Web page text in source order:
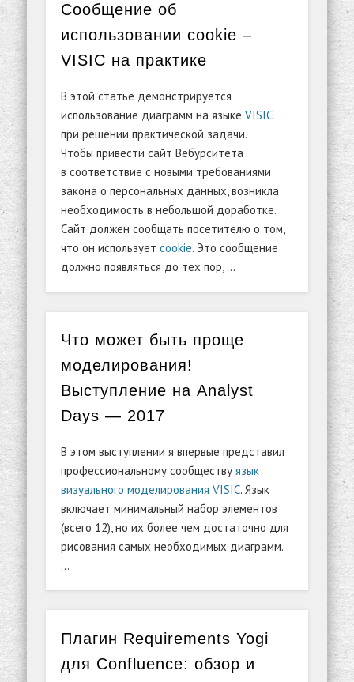
Сообщение об
использовании cookie –
VISIC на практике
В этой статье демонстрируется
использование диаграмм на языкеVISIC
при решении практической задачи.
Чтобы привести сайт Вебурситета
в соответствие с новыми требованиями
закона о персональных данных, возникла
необходимость в небольшой доработке.
Сайт должен сообщать посетителю о том,
что он используетcookie. Это сообщение
должно появляться до тех пор, …
Что может быть проще
моделирования!
Выступление на Analyst
Days — 2017
В этом выступлении я впервые представил
профессиональному сообществуязык
визуального моделирования VISIC. Язык
включает минимальный набор элементов
(всего 12), но их более чем достаточно для
рисования самых необходимых диаграмм.
…
Плагин Requirements Yogi
для Confluence: обзор и